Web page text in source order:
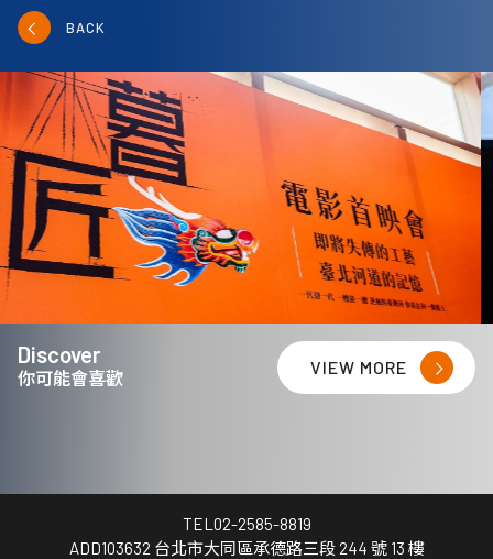
BACK
Discover
你可能會喜歡
VIEW MORE
TEL 02-2585-8819
ADD103632 台北市大同區承德路三段 244 號 13 樓